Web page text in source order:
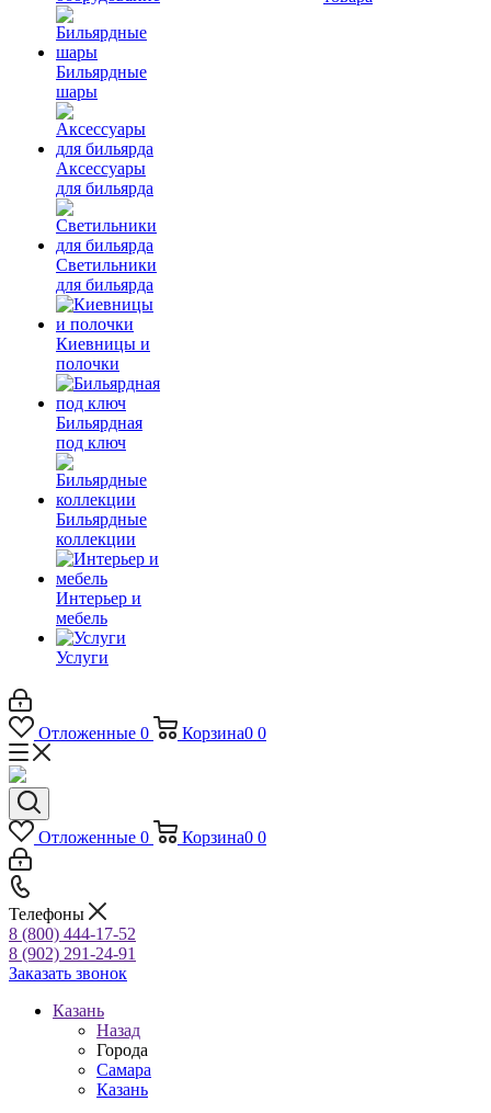
Бильярдные
шары
Аксессуары
для бильярда
Светильники
для бильярда
Киевницы и
полочки
Бильярдная
под ключ
Бильярдные
коллекции
Интерьер и
мебель
Услуги
Отложенные 0 Корзина0 0
Отложенные 0 Корзина0 0
Телефоны
8 (800) 444-17-52
8 (902) 291-24-91
Заказать звонок
Казань
Назад
Города
Самара
Казань